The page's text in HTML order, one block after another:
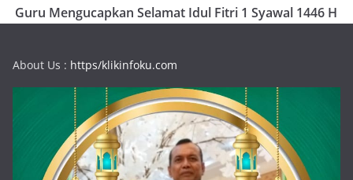
Guru Mengucapkan Selamat Idul Fitri 1 Syawal 1446 H
About Us : https/klikinfoku.com